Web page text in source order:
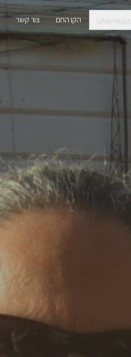
מאגרי מידע הקו החם צור קשר